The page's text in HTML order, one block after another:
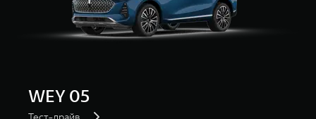
WEY 05